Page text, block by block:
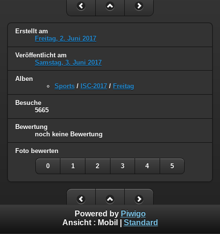
Erstellt am
Freitag, 2. Juni 2017
Veröffentlicht am
Samstag, 3. Juni 2017
Alben
Sports / ISC-2017 / Freitag
Besuche
5665
Bewertung
noch keine Bewertung
Foto bewerten
0 1 2 3 4 5
Powered by Piwigo
Ansicht : Mobil Standard